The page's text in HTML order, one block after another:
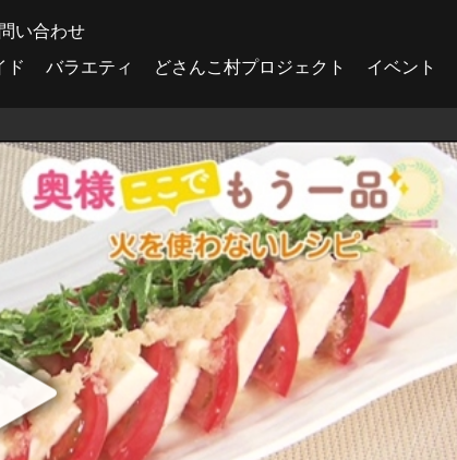
い合わせ
ド バラエティ どさんこ村プロジェクト イベント